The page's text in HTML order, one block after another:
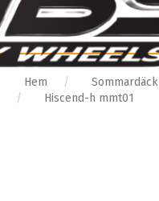
Hem Sommardäck
Hiscend-h mmt01